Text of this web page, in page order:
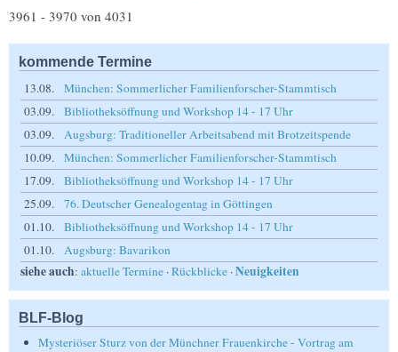
3961 - 3970 von 4031
kommende Termine
13.08.
München: Sommerlicher Familienforscher-Stammtisch
03.09.
Bibliotheksöffnung und Workshop 14 - 17 Uhr
03.09.
Augsburg: Traditioneller Arbeitsabend mit Brotzeitspende
10.09.
München: Sommerlicher Familienforscher-Stammtisch
17.09.
Bibliotheksöffnung und Workshop 14 - 17 Uhr
25.09.
76. Deutscher Genealogentag in Göttingen
01.10.
Bibliotheksöffnung und Workshop 14 - 17 Uhr
01.10.
Augsburg: Bavarikon
siehe auch: aktuelle Termine ·Rückblicke ·Neuigkeiten
BLF-Blog
Mysteriöser Sturz von der Münchner Frauenkirche - Vortrag am